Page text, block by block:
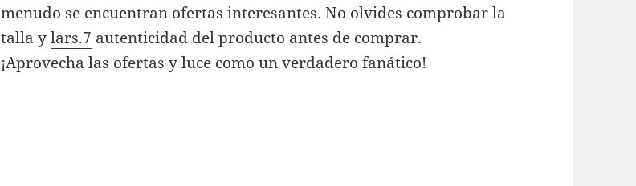
menudo se encuentran ofertas interesantes. No olvides comprobar la
talla ylars.7 autenticidad del producto antes de comprar.
¡Aprovecha las ofertas y luce como un verdadero fanático!